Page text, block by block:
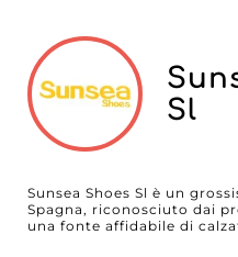
Sl
Sunsea Shoes Sl è un
Spagna, riconosciuto dai
una fonte affidabile di